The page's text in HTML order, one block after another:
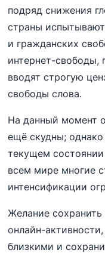
подряд снижения
страны
и гражданских
интернет-свободы,
вводят строгую
свободы слова.
На данный момент
ещё скудны; однако
текущем
всем мире многие
интенсификации
Желание
онлайн-
близкими и